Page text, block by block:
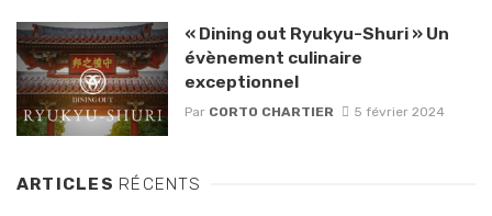
« Dining out Ryukyu-Shuri » Un
évènement culinaire
exceptionnel
Par CORTO CHARTIER 5 février 2024
ARTICLES RÉCENTS